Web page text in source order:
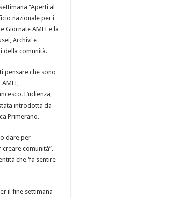
“Aperti al
nazionale per i
Giornate AMEI e la
Archivi e
della comunità.
pensare che sono
L’udienza,
introdotta da
Primerano.
dare per
comunità”.
che ‘fa sentire
il fine settimana